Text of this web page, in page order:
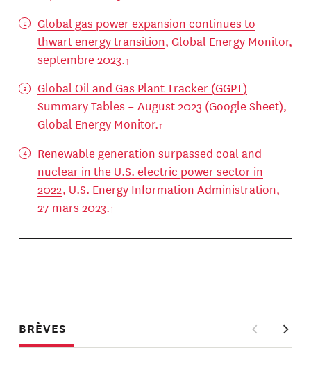
Global gas power expansion continues to
thwart energy transition, Global Energy Monitor,
septembre 2023.
Global Oil and Gas Plant Tracker (GGPT)
Summary Tables – August 2023 (Google Sheet),
Global Energy Monitor.
Renewable generation surpassed coal and
nuclear in the U.S. electric power sector in
2022, U.S. Energy Information Administration,
27 mars 2023.
BRÈVES